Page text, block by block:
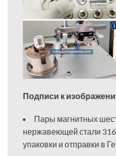
Подписи к
Пары магнитных
нержавеющей стали
упаковки и отправки в